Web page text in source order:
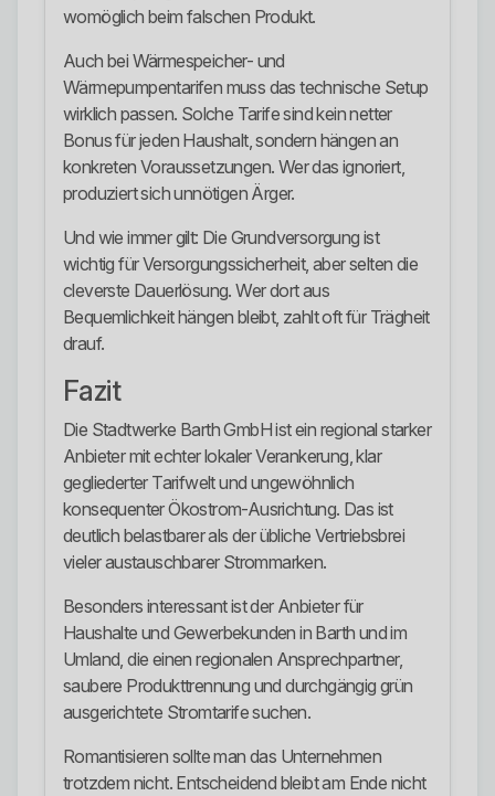
womöglich beim falschen Produkt.
Auch bei Wärmespeicher- und
Wärmepumpentarifen muss das technische Setup
wirklich passen. Solche Tarife sind kein netter
Bonus für jeden Haushalt, sondern hängen an
konkreten Voraussetzungen. Wer das ignoriert,
produziert sich unnötigen Ärger.
Und wie immer gilt: Die Grundversorgung ist
wichtig für Versorgungssicherheit, aber selten die
cleverste Dauerlösung. Wer dort aus
Bequemlichkeit hängen bleibt, zahlt oft für Trägheit
drauf.
Fazit
Die Stadtwerke Barth GmbH ist ein regional starker
Anbieter mit echter lokaler Verankerung, klar
gegliederter Tarifwelt und ungewöhnlich
konsequenter Ökostrom-Ausrichtung. Das ist
deutlich belastbarer als der übliche Vertriebsbrei
vieler austauschbarer Strommarken.
Besonders interessant ist der Anbieter für
Haushalte und Gewerbekunden in Barth und im
Umland, die einen regionalen Ansprechpartner,
saubere Produkttrennung und durchgängig grün
ausgerichtete Stromtarife suchen.
Romantisieren sollte man das Unternehmen
trotzdem nicht. Entscheidend bleibt am Ende nicht